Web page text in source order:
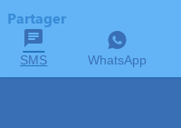
Partager
SMS WhatsApp